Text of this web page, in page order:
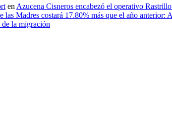
en Azucena Cisneros encabezó el operativo
las Madres costará 17.80% más que el año anterior:
la migración